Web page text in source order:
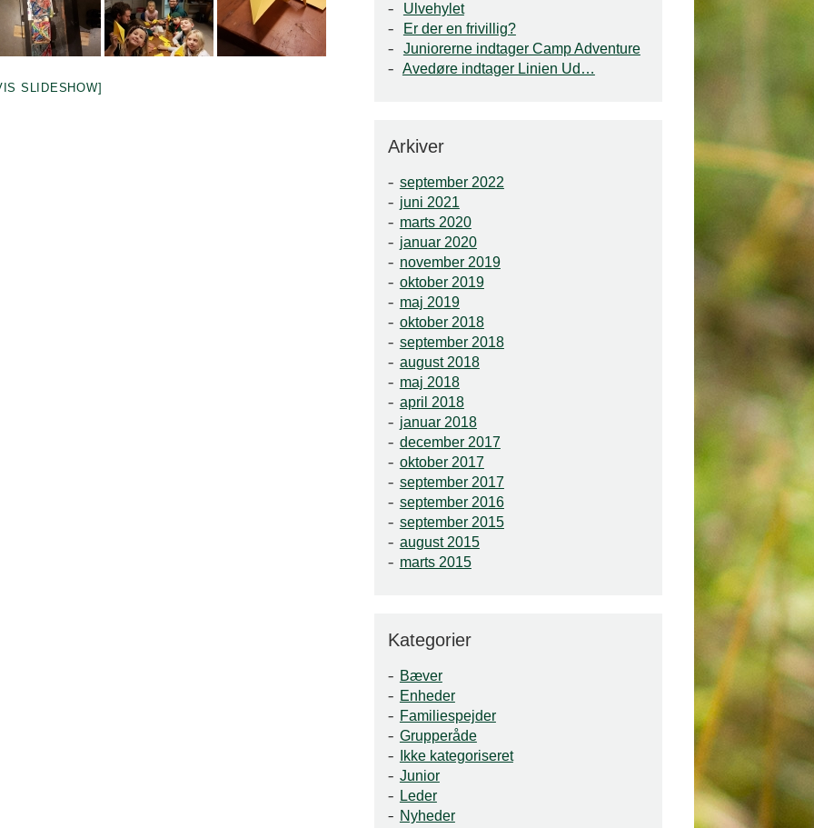
SLIDESHOW]
Ulvehylet
Er der en frivillig?
Juniorerne indtager Camp Adventure
Avedøre indtager Linien Ud…
Arkiver
september 2022
juni 2021
marts 2020
januar 2020
november 2019
oktober 2019
maj 2019
oktober 2018
september 2018
august 2018
maj 2018
april 2018
januar 2018
december 2017
oktober 2017
september 2017
september 2016
september 2015
august 2015
marts 2015
Kategorier
Bæver
Enheder
Familiespejder
Grupperåde
Ikke kategoriseret
Junior
Leder
Nyheder